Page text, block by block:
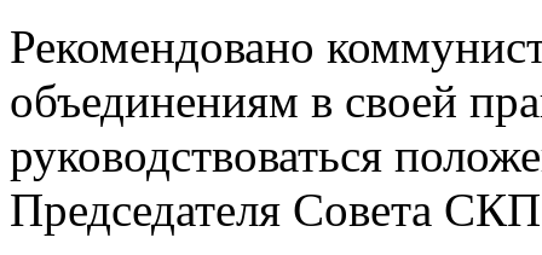
Рекомендовано
объединениям в своей
руководствоваться
Председателя Совета